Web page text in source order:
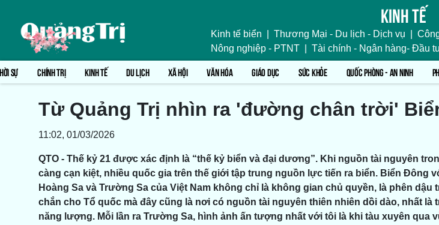
Kinh tế
Kinh tế biển Thương Mại - Du lịch - Dịch vụ
Nông nghiệp - PTNT
Tài chính - Ngân hàng- Đầu
SỰ CHÍNH TRỊ KINH TẾ DU LỊCH XÃ HỘI VĂN HÓA GIÁO DỤC SỨC KHỎE QUỐC PHÒNG - AN NINH
Từ Quảng Trị nhìn ra 'đường chân trời'
11:02, 01/03/2026
QTO - Thế kỷ 21 được xác định là “thế kỷ biển và đại dương”. Khi nguồn tài nguyên
càng cạn kiệt, nhiều quốc gia trên thế giới tập trung nguồn lực tiến ra biển. Biển Đông
Hoàng Sa và Trường Sa của Việt Nam không chỉ là không gian chủ quyền, là phên dậu
chắn cho Tổ quốc mà đây cũng là nơi có nguồn tài nguyên thiên nhiên dồi dào, nhất là
năng lượng. Mỗi lần ra Trường Sa, hình ảnh ấn tượng nhất với tôi là khi tàu xuyên qua